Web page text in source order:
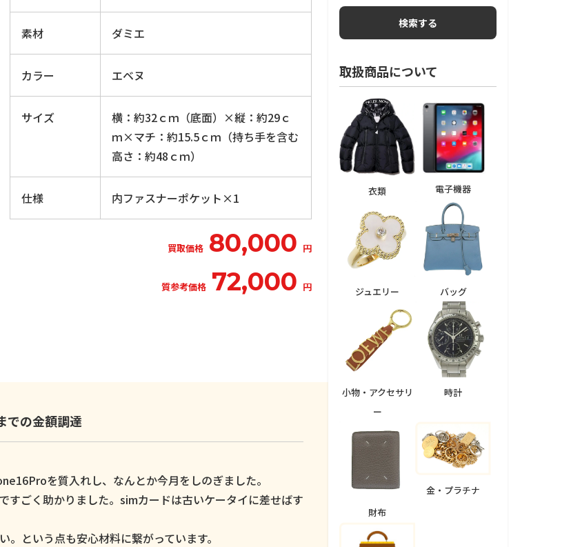
素材 ダミエ
カラー エベヌ
サイズ
横：約32ｃｍ（底面）×縦：約29ｃ
ｍ×マチ：約15.5ｃｍ（持ち手を含む
高さ：約48ｃｍ）
仕様 内ファスナーポケット×1
買取価格 80,000 円
質参考価格 72,000 円
での金額調達
を質入れし、なんとか今月をしのぎました。
すごく助かりました。simカードは古いケータイに差せばす
という点も安心材料に繋がっています。
取扱商品について
衣類 電子機器
ジュエリー バッグ
小物・アクセサリ
ー
時計
財布
金・プラチナ